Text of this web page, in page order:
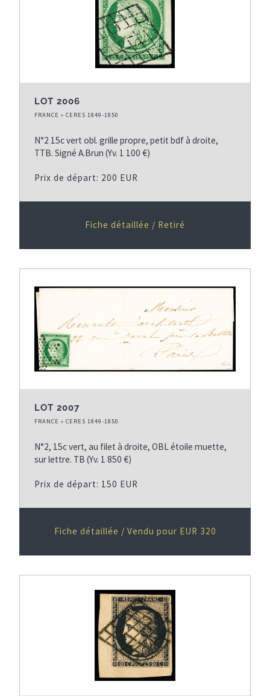
LOT 2006
FRANCE » CERES 1849-1850
N°2 15c vert obl. grille propre, petit bdf à droite,
TTB. Signé A.Brun (Yv. 1 100 €)
Prix de départ: 200 EUR
Fiche détaillée / Retiré
LOT 2007
FRANCE » CERES 1849-1850
N°2, 15c vert, au filet à droite, OBL étoile muette,
sur lettre. TB (Yv. 1 850 €)
Prix de départ: 150 EUR
Fiche détaillée / Vendu pour EUR 320